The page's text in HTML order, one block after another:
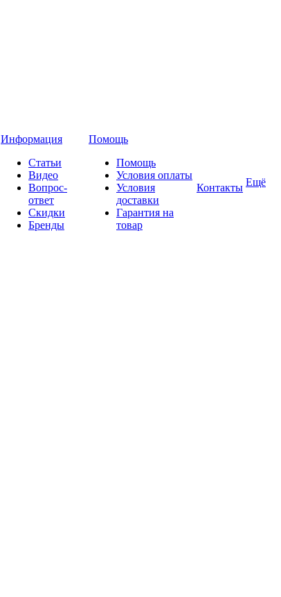
Информация
Статьи
Видео
Вопрос-
ответ
Скидки
Бренды
Помощь
Помощь
Условия оплаты
Условия
доставки
Гарантия на
товар
Контакты Ещё